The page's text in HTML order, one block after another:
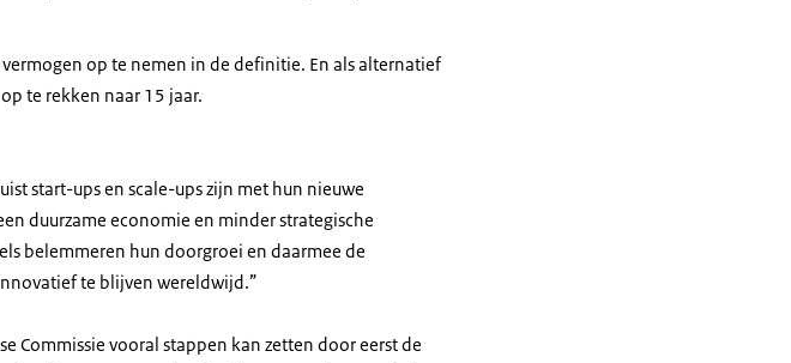
op te nemen in de definitie. En als alternatief
te rekken naar 15 jaar.
start-ups en scale-ups zijn met hun nieuwe
duurzame economie en minder strategische
belemmeren hun doorgroei en daarmee de
te blijven wereldwijd.”
Commissie vooral stappen kan zetten door eerst de